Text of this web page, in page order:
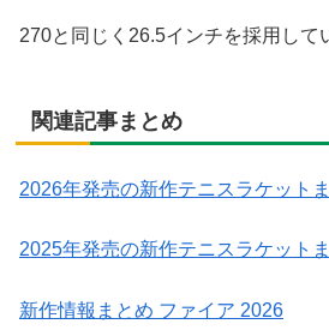
270と同じく26.5インチを採用して
関連記事まとめ
2026年発売の新作テニスラケット
2025年発売の新作テニスラケット
新作情報まとめ ファイア 2026